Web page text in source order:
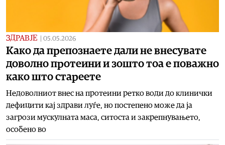
ЗДРАВЈЕ 05.05.2026
Како да препознаете дали не внесувате
доволно протеини и зошто тоа е поважно
како што стареете
Недоволниот внес на протеини ретко води до клинички
дефицити кај здрави луѓе, но постепено може да ја
загрози мускулната маса, ситоста и закрепнувањето,
особено во